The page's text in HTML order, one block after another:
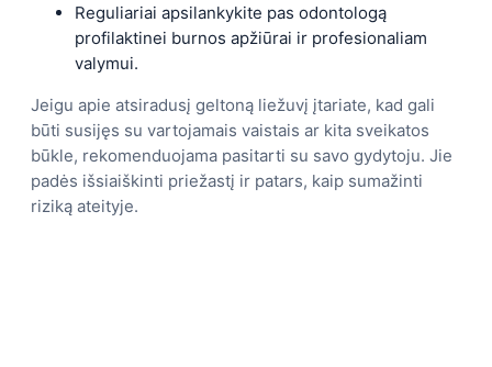
Reguliariai apsilankykite pas odontologą
profilaktinei burnos apžiūrai ir profesionaliam
valymui.
Jeigu apie atsiradusį geltoną liežuvį įtariate, kad gali
būti susijęs su vartojamais vaistais ar kita sveikatos
būkle, rekomenduojama pasitarti su savo gydytoju. Jie
padės išsiaiškinti priežastį ir patars, kaip sumažinti
riziką ateityje.